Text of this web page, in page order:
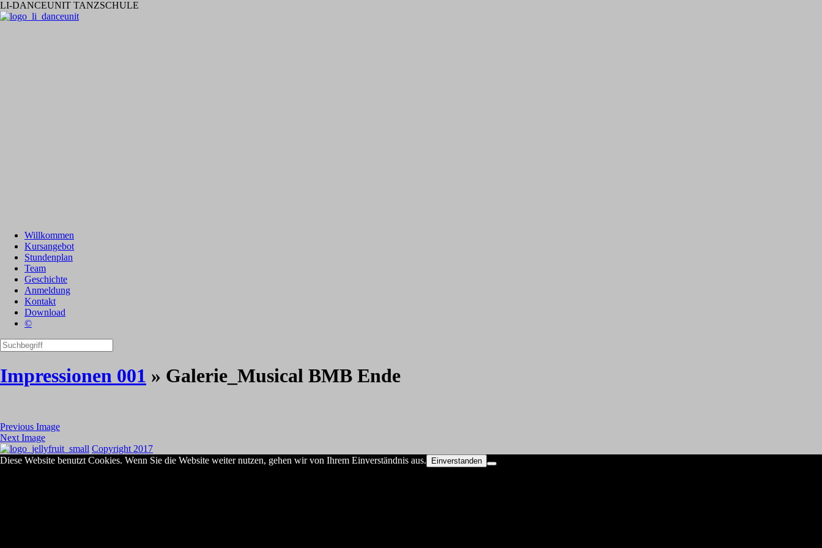
LI-DANCEUNIT TANZSCHULE
Willkommen
Kursangebot
Stundenplan
Team
Geschichte
Anmeldung
Kontakt
Download
©
Impressionen 001 » Galerie_Musical BMB Ende
Previous Image
Next Image
Copyright 2017
Diese Website benutzt Cookies. Wenn Sie die Website weiter nutzen, gehen wir von Ihrem Einverständnis aus.
Einverstanden